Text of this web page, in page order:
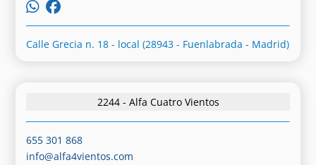
Calle Grecia n. 18 - local (28943 - Fuenlabrada - Madrid)
2244 - Alfa Cuatro Vientos
655 301 868
info@alfa4vientos.com